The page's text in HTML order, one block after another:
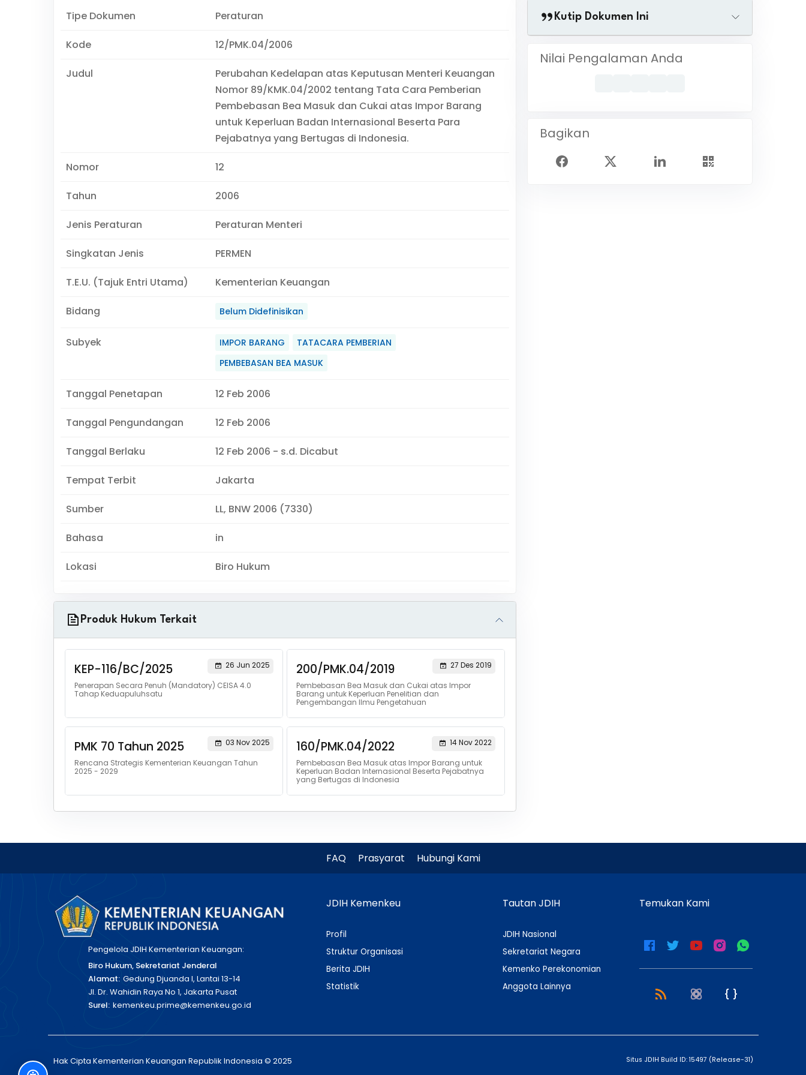
Tipe Dokumen Peraturan
Kode 12/PMK.04/2006
Judul
Perubahan Kedelapan atas Keputusan Menteri Keuangan
Nomor 89/KMK.04/2002 tentang Tata Cara Pemberian
Pembebasan Bea Masuk dan Cukai atas Impor Barang
untuk Keperluan Badan Internasional Beserta Para
Pejabatnya yang Bertugas di Indonesia.
Nomor 12
Tahun 2006
Jenis Peraturan Peraturan Menteri
Singkatan Jenis PERMEN
T.E.U. (Tajuk Entri Utama) Kementerian Keuangan
Bidang Belum Didefinisikan
Subyek IMPOR BARANG
TATACARA PEMBERIAN
PEMBEBASAN BEA MASUK
Tanggal Penetapan 12 Feb 2006
Tanggal Pengundangan 12 Feb 2006
Tanggal Berlaku 12 Feb 2006 - s.d. Dicabut
Tempat Terbit Jakarta
Sumber LL, BNW 2006 (7330)
Bahasa in
Lokasi Biro Hukum
Produk Hukum Terkait
KEP-116/BC/2025
26 Jun 2025
Penerapan Secara Penuh (Mandatory) CEISA 4.0
Tahap Keduapuluhsatu
200/PMK.04/2019
27 Des 2019
Pembebasan Bea Masuk dan Cukai atas Impor
Barang untuk Keperluan Penelitian dan
Pengembangan Ilmu Pengetahuan
PMK 70 Tahun 2025
03 Nov 2025
Rencana Strategis Kementerian Keuangan Tahun
2025 - 2029
160/PMK.04/2022
14 Nov 2022
Pembebasan Bea Masuk atas Impor Barang untuk
Keperluan Badan Internasional Beserta Pejabatnya
yang Bertugas di Indonesia
Kutip Dokumen Ini
Nilai Pengalaman Anda
Bagikan
FAQ Prasyarat Hubungi Kami
Pengelola JDIH Kementerian Keuangan:
Biro Hukum, Sekretariat Jenderal
Alamat: Gedung Djuanda I, Lantai 13-14
Jl. Dr. Wahidin Raya No 1, Jakarta Pusat
Surel: kemenkeu.prime@kemenkeu.go.id
JDIH Kemenkeu
Profil
Struktur Organisasi
Berita JDIH
Statistik
Tautan JDIH
JDIH Nasional
Sekretariat Negara
Kemenko Perekonomian
Anggota Lainnya
Temukan Kami
Hak Cipta Kementerian Keuangan Republik Indonesia © 2025 Situs JDIH Build ID: 15497 (Release-31)